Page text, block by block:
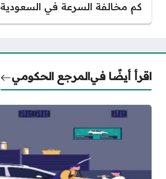
كم مخالفة السرعة في السعودية 1446
اقرأ أيضًا فيالمرجع الحكومي